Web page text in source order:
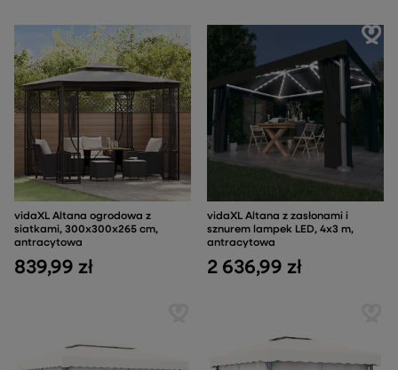
vidaXL Altana ogrodowa z
siatkami, 300x300x265 cm,
antracytowa
839,99 zł
vidaXL Altana z zasłonami i
sznurem lampek LED, 4x3 m,
antracytowa
2 636,99 zł